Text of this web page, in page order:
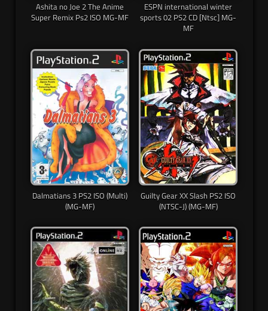
Ashita no Joe 2 The Anime
Super Remix Ps2 ISO MG-MF
ESPN international winter
sports 02 PS2 CD [Ntsc] MG-
MF
Dalmatians 3 PS2 ISO (Multi)
(MG-MF)
Guilty Gear XX Slash PS2 ISO
(NTSC-J) (MG-MF)